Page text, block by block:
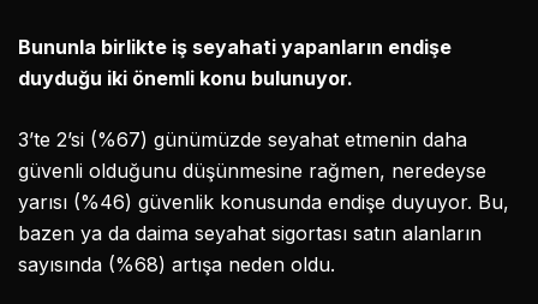
Bununla birlikte iş seyahati yapanların endişe
duyduğu iki önemli konu bulunuyor.
3’te 2’si (%67) günümüzde seyahat etmenin daha
güvenli olduğunu düşünmesine rağmen, neredeyse
yarısı (%46) güvenlik konusunda endişe duyuyor. Bu,
bazen ya da daima seyahat sigortası satın alanların
sayısında (%68) artışa neden oldu.